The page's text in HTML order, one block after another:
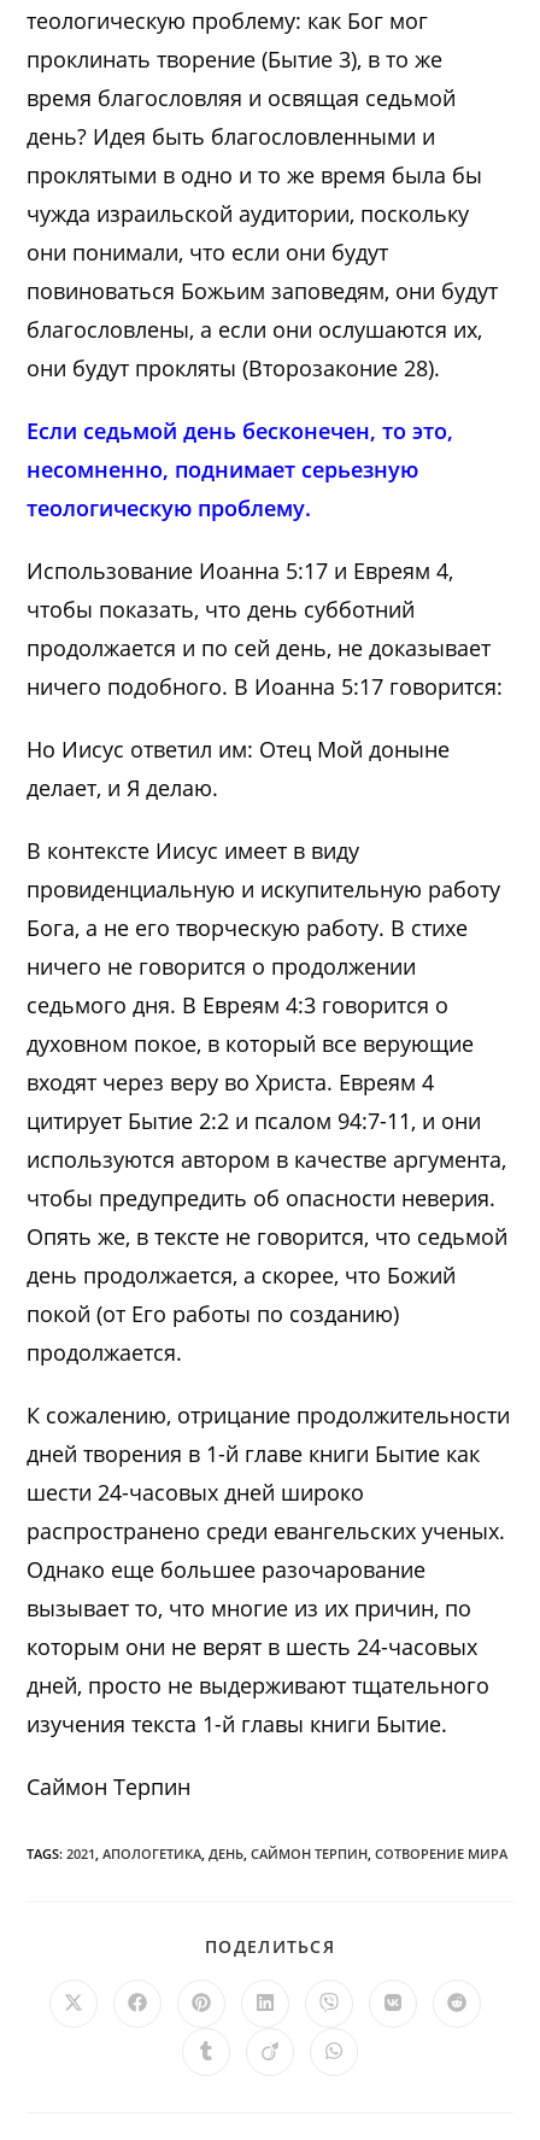
теологическую проблему: как Бог мог
проклинать творение (Бытие 3), в то же
время благословляя и освящая седьмой
день? Идея быть благословленными и
проклятыми в одно и то же время была бы
чужда израильской аудитории, поскольку
они понимали, что если они будут
повиноваться Божьим заповедям, они будут
благословлены, а если они ослушаются их,
они будут прокляты (Второзаконие 28).
Если седьмой день бесконечен, то это,
несомненно, поднимает серьезную
теологическую проблему.
Использование Иоанна 5:17 и Евреям 4,
чтобы показать, что день субботний
продолжается и по сей день, не доказывает
ничего подобного. В Иоанна 5:17 говорится:
Но Иисус ответил им: Отец Мой доныне
делает, и Я делаю.
В контексте Иисус имеет в виду
провиденциальную и искупительную работу
Бога, а не его творческую работу. В стихе
ничего не говорится о продолжении
седьмого дня. В Евреям 4:3 говорится о
духовном покое, в который все верующие
входят через веру во Христа. Евреям 4
цитирует Бытие 2:2 и псалом 94:7-11, и они
используются автором в качестве аргумента,
чтобы предупредить об опасности неверия.
Опять же, в тексте не говорится, что седьмой
день продолжается, а скорее, что Божий
покой (от Его работы по созданию)
продолжается.
К сожалению, отрицание продолжительности
дней творения в 1-й главе книги Бытие как
шести 24-часовых дней широко
распространено среди евангельских ученых.
Однако еще большее разочарование
вызывает то, что многие из их причин, по
которым они не верят в шесть 24-часовых
дней, просто не выдерживают тщательного
изучения текста 1-й главы книги Бытие.
Саймон Терпин
TAGS:2021, АПОЛОГЕТИКА, ДЕНЬ, САЙМОН ТЕРПИН, СОТВОРЕНИЕ МИРА
ПОДЕЛИТЬСЯ
Открывается
Открывается
новом
Открывается
в
новом
Открывается
новом
Открывается
новом
Открывается
Открывается
ОткрываетсяОткрывается